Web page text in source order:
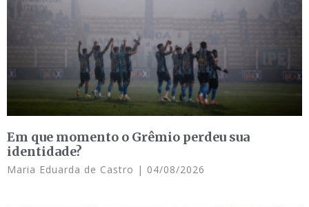
Em que momento o Grêmio perdeu sua
identidade?
Maria Eduarda de Castro 04/08/2026